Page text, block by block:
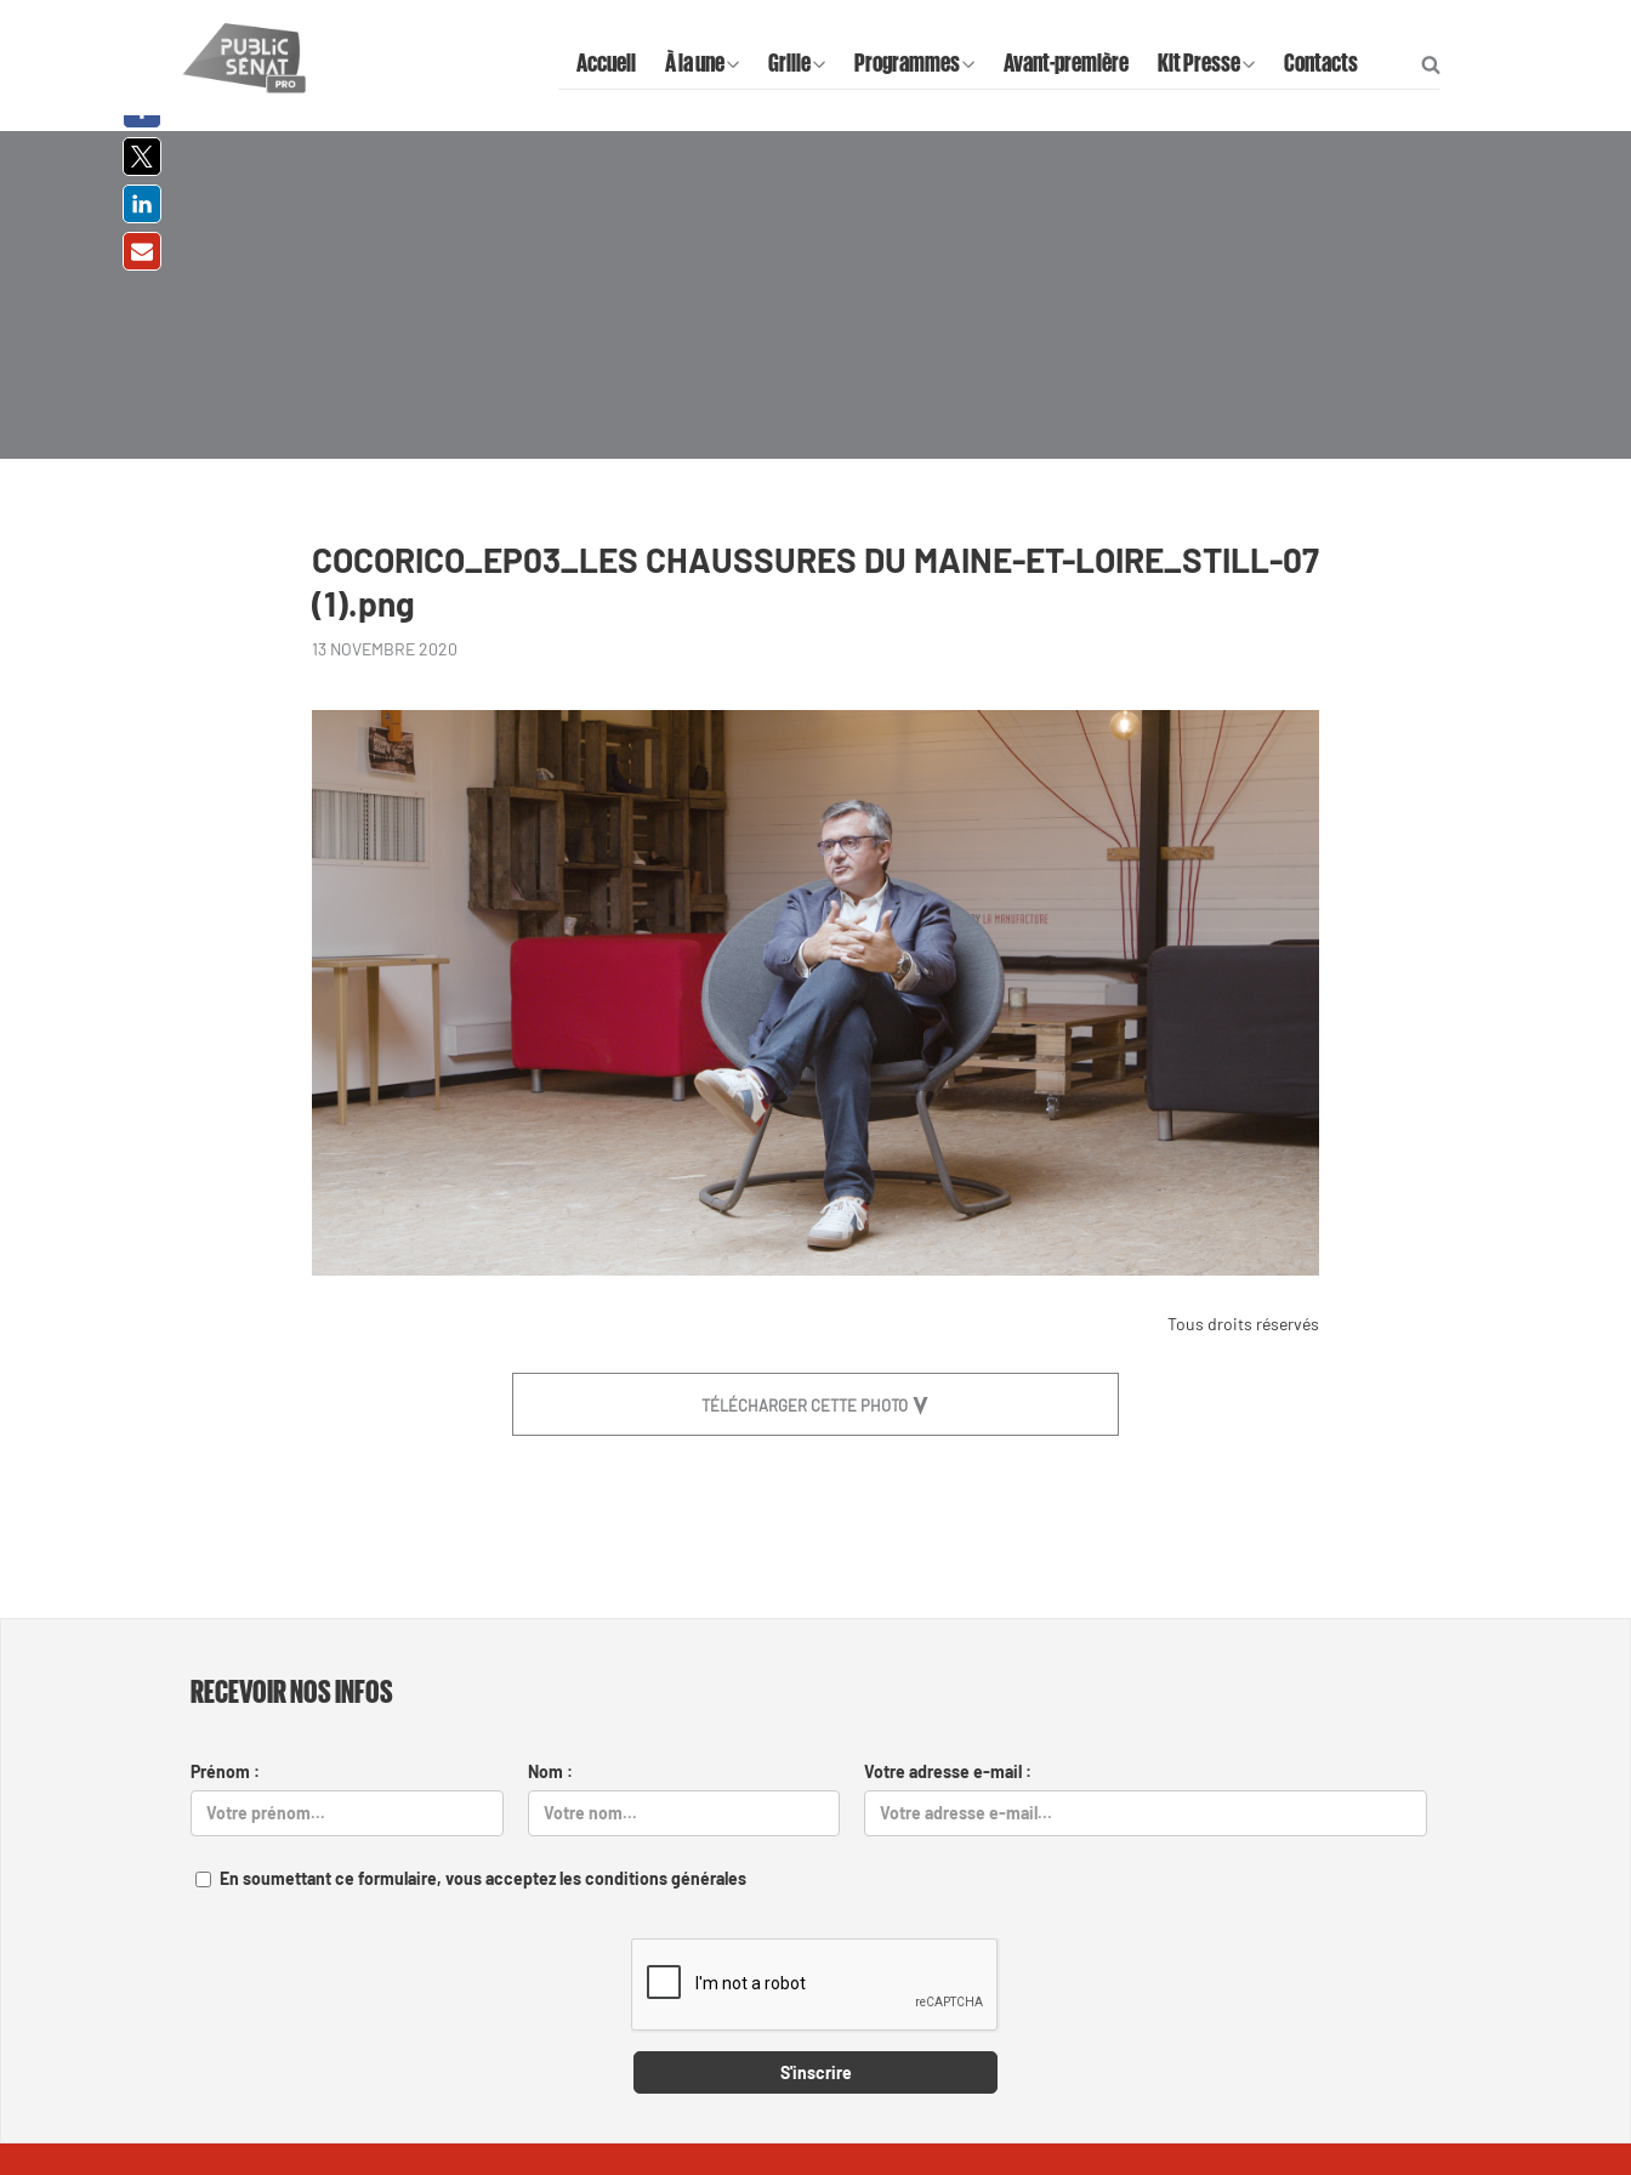
Accueil À la une Grille Programmes Avant-première Kit Presse Contacts
COCORICO_EP03_LES CHAUSSURES DU MAINE-ET-LOIRE_STILL-07
(1).png
13 NOVEMBRE 2020
Tous droits réservés
TÉLÉCHARGER CETTE PHOTO
RECEVOIR NOS INFOS
Prénom : Nom : Votre adresse e-mail :
En soumettant ce formulaire, vous acceptez les conditions générales
S'inscrire